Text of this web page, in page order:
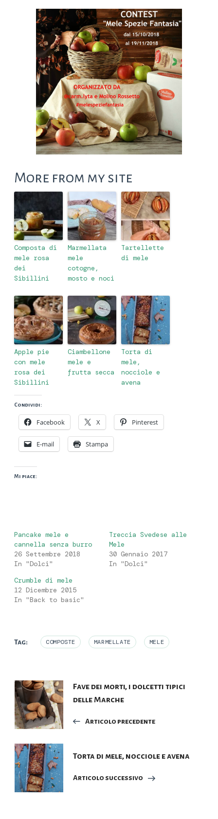
More from my site
Composta di
mele rosa
dei
Sibillini
Marmellata
mele
cotogne,
mosto e noci
Tartellette
di mele
Apple pie
con mele
rosa dei
Sibillini
Ciambellone
mele e
frutta secca
Torta di
mele,
nocciole e
avena
Condividi:
Facebook X Pinterest
E-mail Stampa
Mi piace:
Pancake mele e
cannella senza burro
26 Settembre 2018
In "Dolci"
Treccia Svedese alle
Mele
30 Gennaio 2017
In "Dolci"
Crumble di mele
12 Dicembre 2015
In "Back to basic"
Tag: COMPOSTE MARMELLATE MELE
Navigazione
articoli
Fave dei morti, i dolcetti tipici
delle Marche
Articolo precedente
Torta di mele, nocciole e avena
Articolo successivo